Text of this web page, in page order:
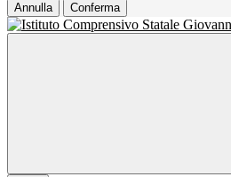
Annulla Conferma